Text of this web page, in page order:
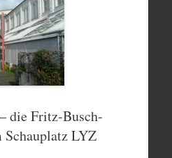
die Fritz-Busch-
LYZ